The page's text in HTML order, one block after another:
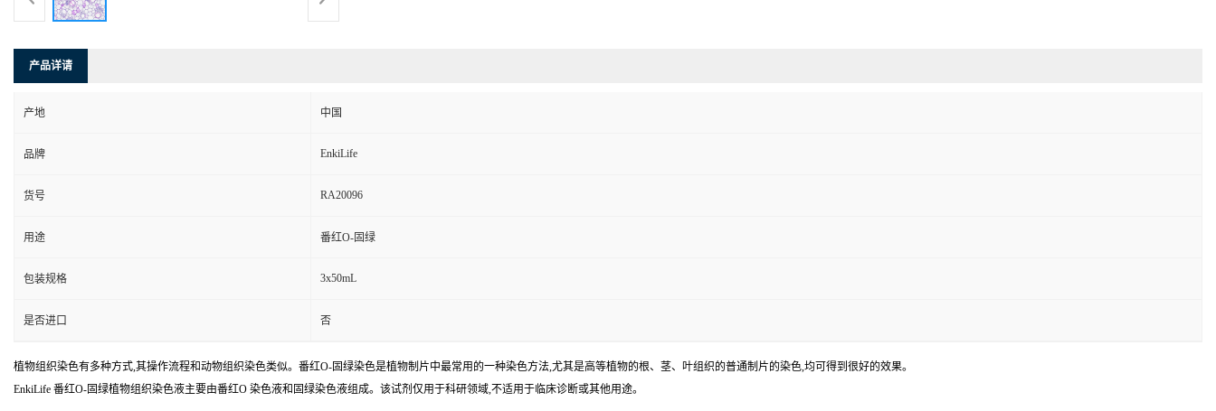
产品详请
产地 中国
品牌 EnkiLife
货号 RA20096
用途 番红O-固绿
包装规格 3x50mL
是否进口 否
植物组织染色有多种方式,其操作流程和动物组织染色类似。番红O-固绿染色是植物制片中最常用的一种染色方法,尤其是高等植物的根、茎、叶组织的普通制片的染色,均可得到很好的效果。
EnkiLife 番红O-固绿植物组织染色液主要由番红O 染色液和固绿染色液组成。该试剂仅用于科研领域,不适用于临床诊断或其他用途。